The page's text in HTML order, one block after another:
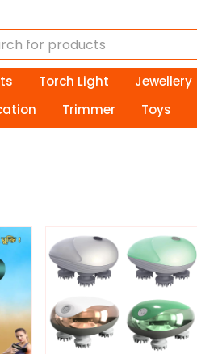
Torch Light Jewellery
Trimmer Toys